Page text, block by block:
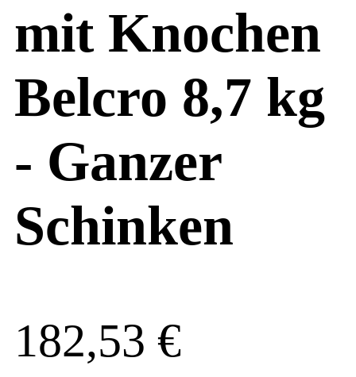
mit Knochen
Belcro 8,7 kg
- Ganzer
Schinken
182,53 €